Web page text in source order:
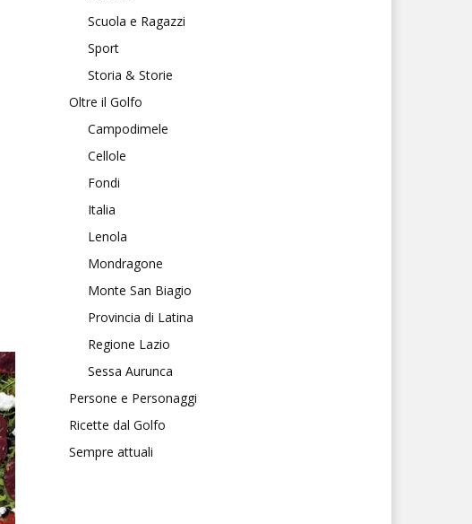
Scuola e Ragazzi
Sport
Storia & Storie
Oltre il Golfo
Campodimele
Cellole
Fondi
Italia
Lenola
Mondragone
Monte San Biagio
Provincia di Latina
Regione Lazio
Sessa Aurunca
Persone e Personaggi
Ricette dal Golfo
Sempre attuali